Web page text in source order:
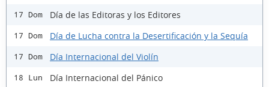
17 Dom Día de las Editoras y los Editores
17 Dom Día de Lucha contra la Desertificación y la Sequía
17 Dom Día Internacional del Violín
18 Lun Día Internacional del Pánico